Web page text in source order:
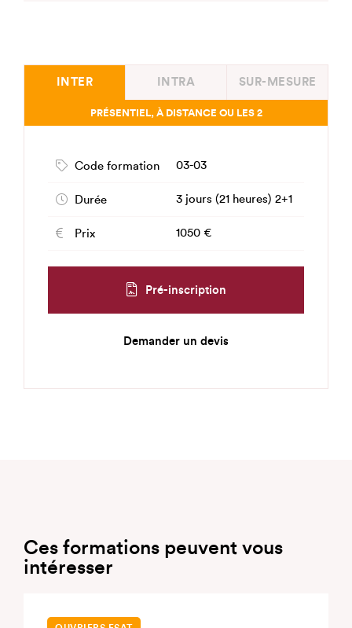
INTER INTRA SUR-MESURE
PRÉSENTIEL, À DISTANCE OU LES 2
Code formation 03-03
Durée 3 jours (21 heures) 2+1
Prix 1050 €
Pré-inscription
Demander un devis
Ces formations peuvent vous
intéresser